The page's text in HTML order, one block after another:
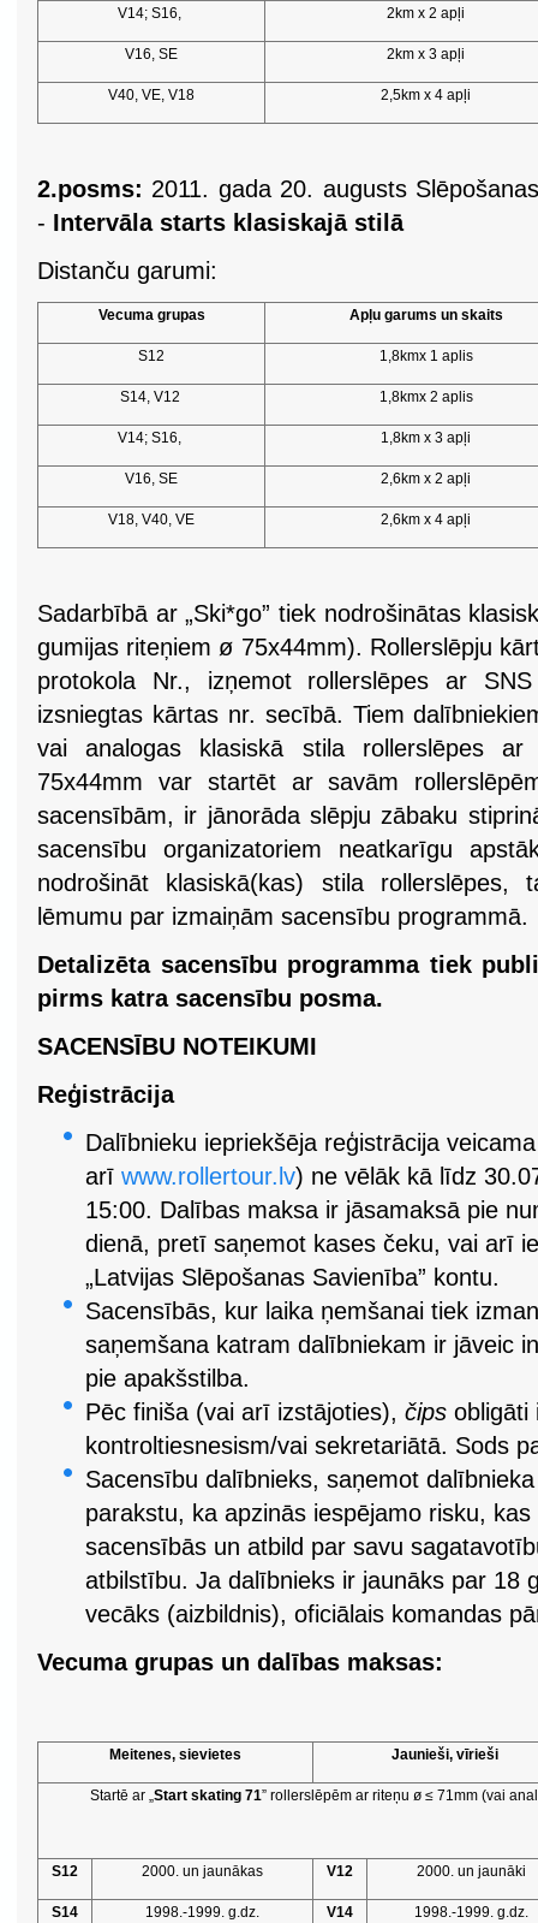
V14; S16, 2km x 2 apļi
V16, SE 2km x 3 apļi
V40, VE, V18 2,5km x 4 apļi
2.posms: 2011. gada 20. augusts
- Intervāla starts klasiskajā stilā
Distanču garumi:
Vecuma grupas Apļu garums un skaits
S12 1,8kmx 1 aplis
S14, V12 1,8kmx 2 aplis
V14; S16, 1,8km x 3 apļi
V16, SE 2,6km x 2 apļi
V18, V40, VE 2,6km x 4 apļi
Sadarbībā ar „Ski*go” tiek nodrošinātas
gumijas riteņiem ø 75x44mm). Rollerslēpju
protokola Nr., izņemot rollerslēpes ar
izsniegtas kārtas nr. secībā. Tiem
vai analogas klasiskā stila rollerslēpes
75x44mm var startēt ar savām
sacensībām, ir jānorāda slēpju zābaku
sacensību organizatoriem neatkarīgu
nodrošināt klasiskā(kas) stila rollerslēpes,
lēmumu par izmaiņām sacensību programmā.
Detalizēta sacensību programma tiek
pirms katra sacensību posma.
SACENSĪBU NOTEIKUMI
Reģistrācija
Dalībnieku iepriekšēja reģistrācija
arī www.rollertour.lv) ne vēlāk kā līdz
15:00. Dalības maksa ir jāsamaksā pie
dienā, pretī saņemot kases čeku, vai arī
„Latvijas Slēpošanas Savienība” kontu.
Sacensībās, kur laika ņemšanai tiek
saņemšana katram dalībniekam ir jāveic
pie apakšstilba.
Pēc finiša (vai arī izstājoties), čips obligāti
kontroltiesnesism/vai sekretariātā. Sods
Sacensību dalībnieks, saņemot
parakstu, ka apzinās iespējamo risku,
sacensībās un atbild par savu
atbilstību. Ja dalībnieks ir jaunāks par 18
vecāks (aizbildnis), oficiālais komandas
Vecuma grupas un dalības maksas:
Meitenes, sievietes Jaunieši, vīrieši
Startē ar „Start skating 71” rollerslēpēm ar riteņu ø ≤ 71mm (vai
S12 2000. un jaunākas V12 2000. un jaunāki
S14 1998.-1999. g.dz. V14 1998.-1999. g.dz.